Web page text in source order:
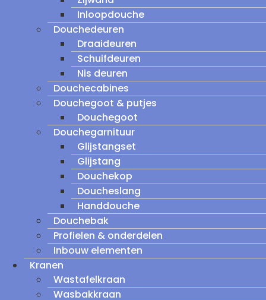
Inloopdouche
Douchedeuren
Draaideuren
Schuifdeuren
Nis deuren
Douchecabines
Douchegoot & putjes
Douchegoot
Douchegarnituur
Glijstangset
Glijstang
Douchekop
Doucheslang
Handdouche
Douchebak
Profielen & onderdelen
Inbouw elementen
Kranen
Wastafelkraan
Wasbakkraan